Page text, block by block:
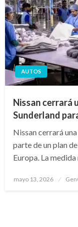
AUTOS
Nissan cerrará
Sunderland
Nissan cerrará
parte de un plan
Europa. La
Publicado
mayo 13, 2026